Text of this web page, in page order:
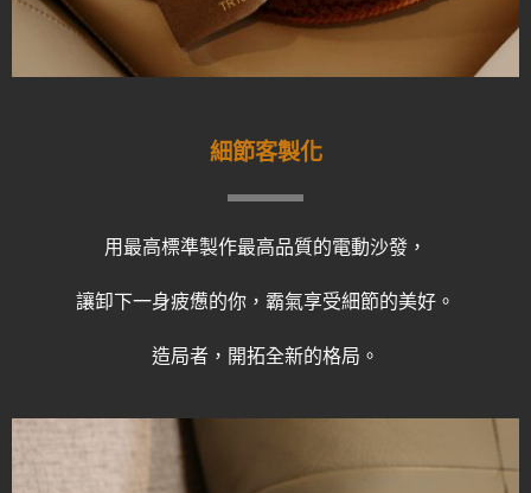
細節客製化
用最高標準製作最高品質的電動沙發，
讓卸下一身疲憊的你，霸氣享受細節的美好。
造局者，開拓全新的格局。